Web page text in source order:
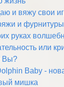
и вяжу свои
и
руках
или
Вы?
Baby -
мишка